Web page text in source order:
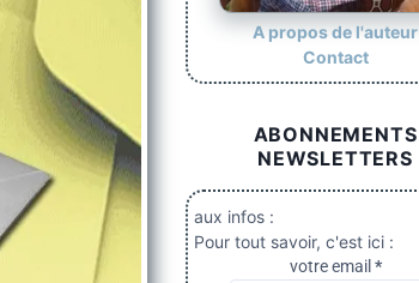
A propos de l'auteur
Contact
ABONNEMENTS
NEWSLETTERS
aux infos :
Pour tout savoir, c'est ici :
votre email *